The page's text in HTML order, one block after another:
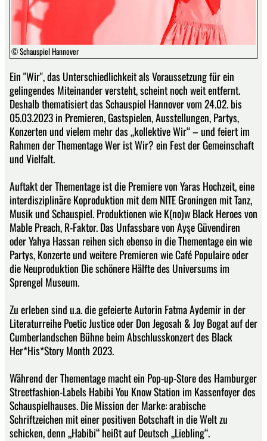
© Schauspiel Hannover
Ein "Wir", das Unterschiedlichkeit als Voraussetzung für ein
gelingendes Miteinander versteht, scheint noch weit entfernt.
Deshalb thematisiert das Schauspiel Hannover vom 24.02. bis
05.03.2023 in Premieren, Gastspielen, Ausstellungen, Partys,
Konzerten und vielem mehr das „kollektive Wir“ – und feiert im
Rahmen der Thementage Wer ist Wir? ein Fest der Gemeinschaft
und Vielfalt.
Auftakt der Thementage ist die Premiere von Yaras Hochzeit, eine
interdisziplinäre Koproduktion mit dem NITE Groningen mit Tanz,
Musik und Schauspiel. Produktionen wie K(no)w Black Heroes von
Mable Preach, R-Faktor. Das Unfassbare von Ayşe Güvendiren
oder Yahya Hassan reihen sich ebenso in die Thementage ein wie
Partys, Konzerte und weitere Premieren wie Café Populaire oder
die Neuproduktion Die schönere Hälfte des Universums im
Sprengel Museum.
Zu erleben sind u.a. die gefeierte Autorin Fatma Aydemir in der
Literaturreihe Poetic Justice oder Don Jegosah & Joy Bogat auf der
Cumberlandschen Bühne beim Abschlusskonzert des Black
Her*His*Story Month 2023.
Während der Thementage macht ein Pop-up-Store des Hamburger
Streetfashion-Labels Habibi You Know Station im Kassenfoyer des
Schauspielhauses. Die Mission der Marke: arabische
Schriftzeichen mit einer positiven Botschaft in die Welt zu
schicken, denn „Habibi“ heißt auf Deutsch „Liebling“.